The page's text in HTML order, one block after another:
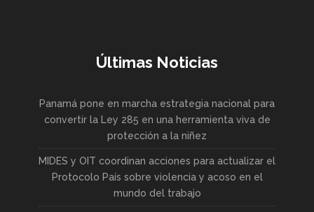
Últimas Noticias
Panamá pone en marcha estrategia nacional para
convertir la Ley 285 en una herramienta viva de
protección a la niñez
MIDES y OIT coordinan acciones para actualizar el
Protocolo País sobre violencia y acoso en el
mundo del trabajo